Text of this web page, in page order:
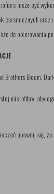
może być
ceramicznych
do polerowania
Brothers Bloom,
mikrofibry, aby
upewnij się,